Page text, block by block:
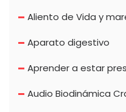
Aliento de Vida y
Aparato digestivo
Aprender a estar
Audio Biodinámica